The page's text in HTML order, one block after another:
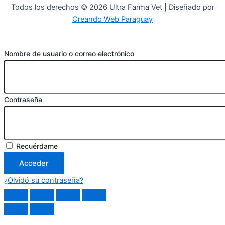
Todos los derechos © 2026 Ultra Farma Vet | Diseñado por
Creando Web Paraguay
Nombre de usuario o correo electrónico
Contraseña
Recuérdame
Acceder
¿Olvidó su contraseña?